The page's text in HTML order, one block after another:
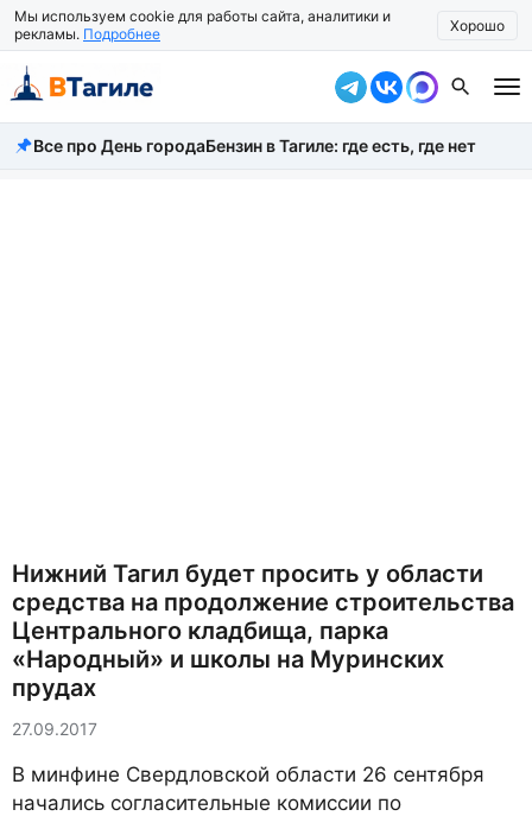
Мы используем cookie для работы сайта, аналитики и
рекламы. Подробнее Хорошо
Все новости
Все про День городаБензин в Тагиле: где есть, где нет
Нижний Тагил будет просить у области
средства на продолжение строительства
Центрального кладбища, парка
«Народный» и школы на Муринских
прудах
27.09.2017
В минфине Свердловской области 26 сентября
начались согласительные комиссии по